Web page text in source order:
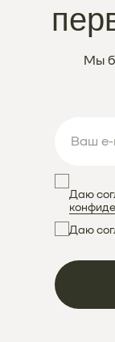
Мы
Даю
Даю